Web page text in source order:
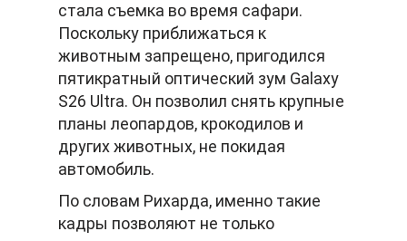
стала съемка во время сафари.
Поскольку приближаться к
животным запрещено, пригодился
пятикратный оптический зум Galaxy
S26 Ultra. Он позволил снять крупные
планы леопардов, крокодилов и
других животных, не покидая
автомобиль.
По словам Рихарда, именно такие
кадры позволяют не только